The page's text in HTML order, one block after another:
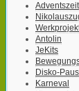
Adventszeit
Antolin
JeKits
Disko-
Karneval